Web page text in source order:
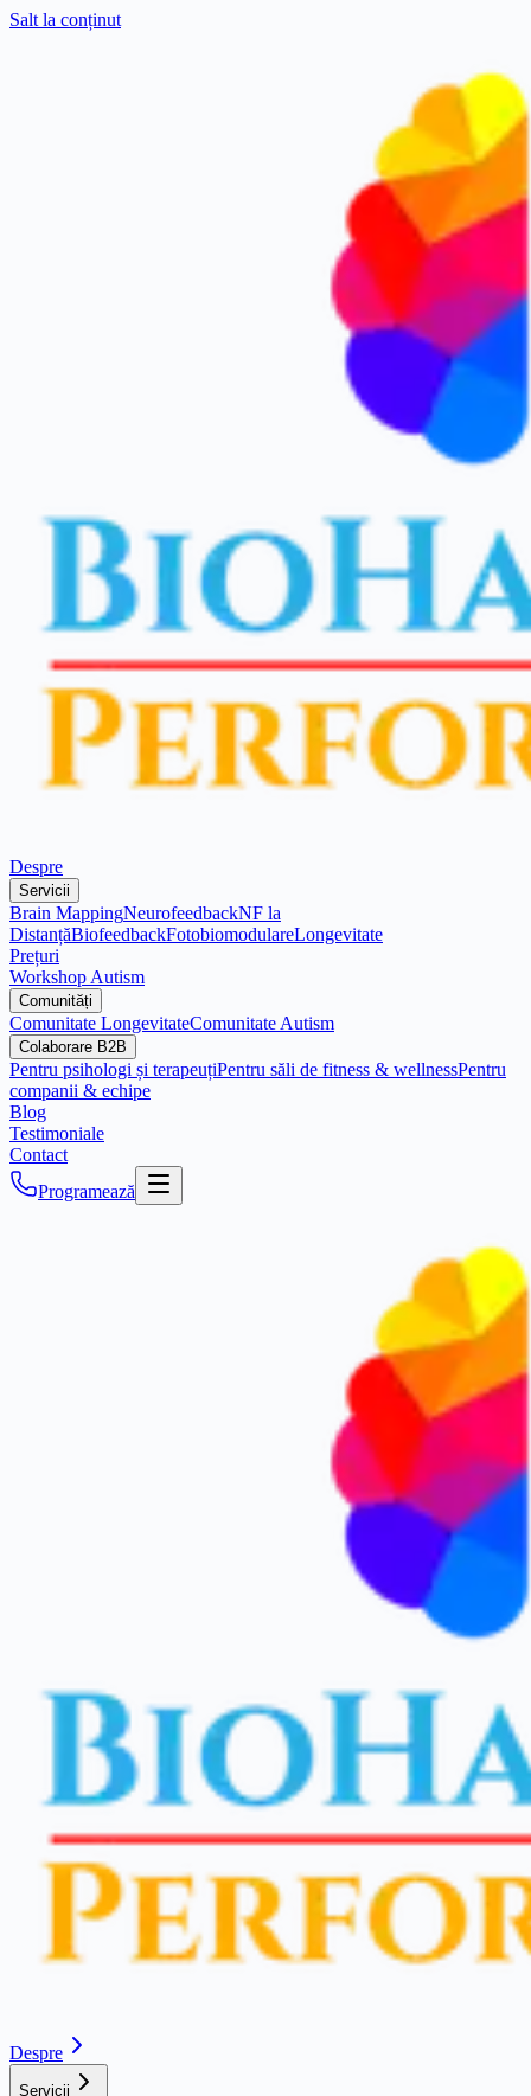
Salt la conținut
Despre
Servicii
Brain MappingNeurofeedbackNF la
DistanțăBiofeedbackFotobiomodulareLongevitate
Prețuri
Workshop Autism
Comunități
Comunitate LongevitateComunitate Autism
Colaborare B2B
Pentru psihologi și terapeuțiPentru săli de fitness & wellnessPentru
companii & echipe
Blog
Testimoniale
Contact
Programează
Despre
Servicii